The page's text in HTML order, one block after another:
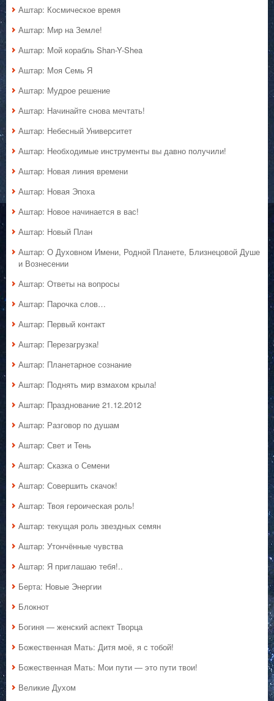
Аштар: Космическое время
Аштар: Мир на Земле!
Аштар: Мой корабль Shan-Y-Shea
Аштар: Моя Семь Я
Аштар: Мудрое решение
Аштар: Начинайте снова мечтать!
Аштар: Небесный Университет
Аштар: Необходимые инструменты вы давно получили!
Аштар: Новая линия времени
Аштар: Новая Эпоха
Аштар: Новое начинается в вас!
Аштар: Новый План
Аштар: О Духовном Имени, Родной Планете, Близнецовой Душе
и Вознесении
Аштар: Ответы на вопросы
Аштар: Парочка слов…
Аштар: Первый контакт
Аштар: Перезагрузка!
Аштар: Планетарное сознание
Аштар: Поднять мир взмахом крыла!
Аштар: Празднование 21.12.2012
Аштар: Разговор по душам
Аштар: Свет и Тень
Аштар: Сказка о Семени
Аштар: Совершить скачок!
Аштар: Твоя героическая роль!
Аштар: текущая роль звездных семян
Аштар: Утончённые чувства
Аштар: Я приглашаю тебя!..
Берта: Новые Энергии
Блокнот
Богиня — женский аспект Творца
Божественная Мать: Дитя моё, я с тобой!
Божественная Мать: Мои пути — это пути твои!
Великие Духом